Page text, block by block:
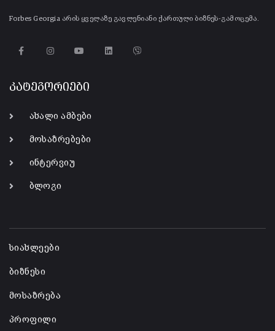
Forbes Georgia არის ყველაზე გავლენიანი ქართული ბიზნეს-გამოცემა.
კატეგორიები
ახალი ამბები
მოსაზრებები
ინტერვიუ
ბლოგი
სიახლეები
ბიზნესი
მოსაზრება
პროფილი